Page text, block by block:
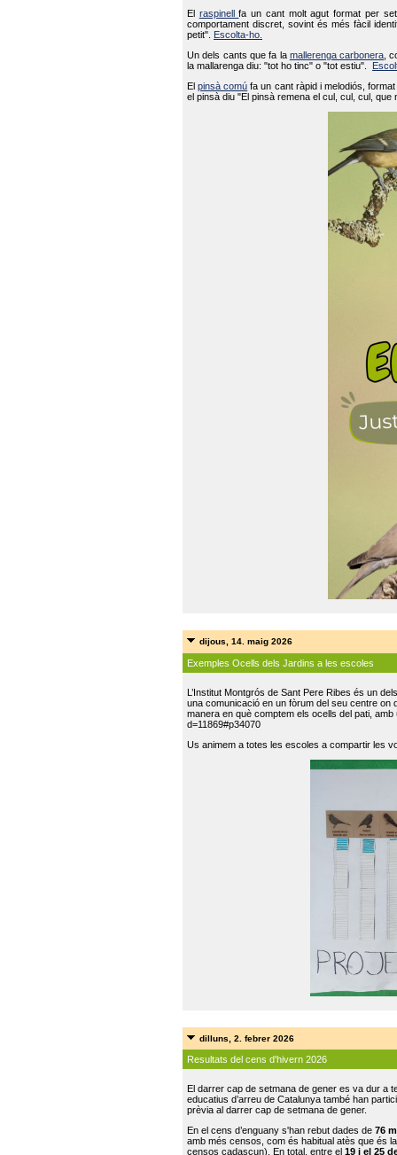
El raspinellfa un cant molt agut format per
comportament discret, sovint és més fàcil
petit".
Escolta-ho.
Un dels cants que fa la mallerenga carbonera ,
la mallarenga diu: "tot ho tinc" o "tot estiu".
Elpinsà comú fa un cant ràpid i melodiós,
el pinsà diu "El pinsà remena el cul, cul, cul,
dijous, 14. maig 2026
Exemples Ocells dels Jardins a les escoles
L’Institut Montgrós de Sant Pere Ribes és un
una comunicació en un fòrum del seu centre on
manera en què comptem els ocells del pati,
d=11869#p34070
Us animem a totes les escoles a compartir les
dilluns, 2. febrer 2026
Resultats del cens d'hivern 2026
El darrer cap de setmana de gener es va dur a
educatius d’arreu de Catalunya també han
prèvia al darrer cap de setmana de gener.
En el cens d’enguany s'han rebut dades de 76
amb més censos, com és habitual atès que és
censos cadascun). En total, entre el 19 i el 25